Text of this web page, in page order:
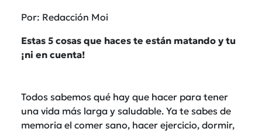
Por: Redacción Moi
Estas 5 cosas que haces te están matando y tu
¡ni en cuenta!
Todos sabemos qué hay que hacer para tener
una vida más larga y saludable. Ya te sabes de
memoria el comer sano, hacer ejercicio, dormir,